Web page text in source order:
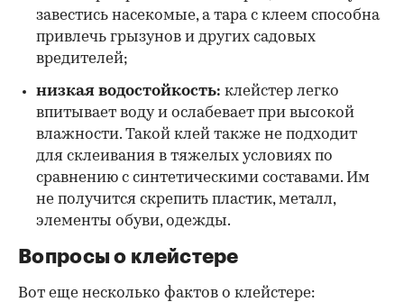
завестись насекомые, а тара с клеем способна
привлечь грызунов и других садовых
вредителей;
низкая водостойкость: клейстер легко
впитывает воду и ослабевает при высокой
влажности. Такой клей также не подходит
для склеивания в тяжелых условиях по
сравнению с синтетическими составами. Им
не получится скрепить пластик, металл,
элементы обуви, одежды.
Вопросы о клейстере
Вот еще несколько фактов о клейстере: